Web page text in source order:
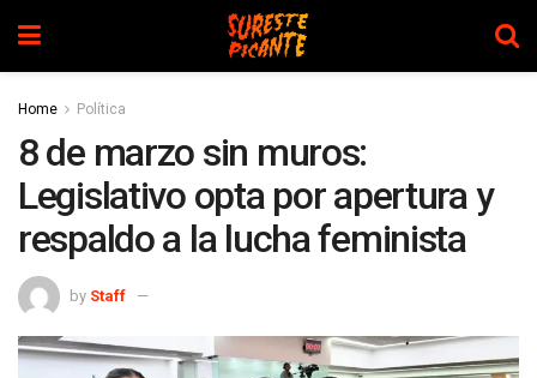
Home Política
8 de marzo sin muros:
Legislativo opta por apertura y
respaldo a la lucha feminista
by Staff